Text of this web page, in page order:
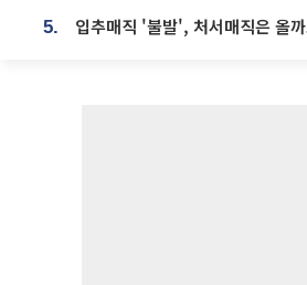
5. 입추매직 '불발', 처서매직은 올